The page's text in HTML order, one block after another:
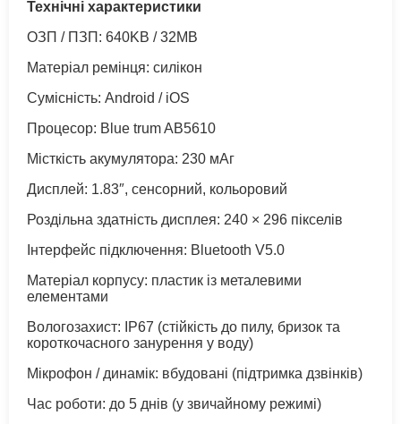
Технічні характеристики
ОЗП / ПЗП: 640KB / 32MB
Матеріал ремінця: силікон
Сумісність: Android / iOS
Процесор: Blue trum AB5610
Місткість акумулятора: 230 мАг
Дисплей: 1.83″, сенсорний, кольоровий
Роздільна здатність дисплея: 240 × 296 пікселів
Інтерфейс підключення: Bluetooth V5.0
Матеріал корпусу: пластик із металевими
елементами
Вологозахист: IP67 (стійкість до пилу, бризок та
короткочасного занурення у воду)
Мікрофон / динамік: вбудовані (підтримка дзвінків)
Час роботи: до 5 днів (у звичайному режимі)